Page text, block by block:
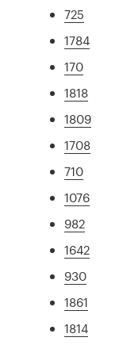
725
1784
170
1818
1809
1708
710
1076
982
1642
930
1861
1814